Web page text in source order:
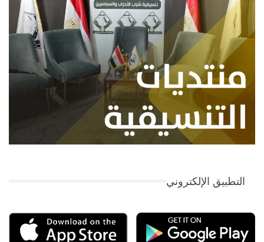
التطبيق الإلكتروني